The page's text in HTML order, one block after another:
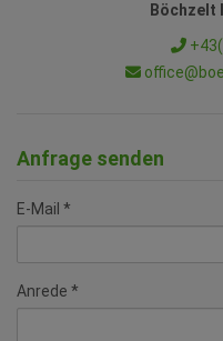
Böchzelt
Anfrage senden
E-Mail
Anrede